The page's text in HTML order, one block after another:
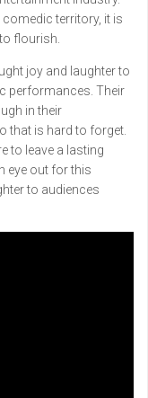
territory, it is
flourish.
joy and laughter to
performances. Their
in their
that is hard to forget.
to leave a lasting
eye out for this
to audiences